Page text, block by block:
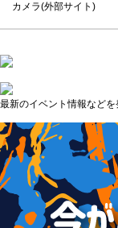
カメラ(外部サイト)
最新のイベント情報などを